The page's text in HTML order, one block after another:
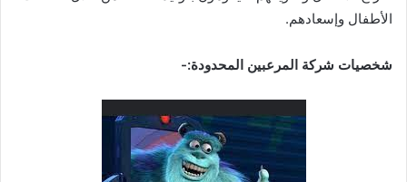
الأطفال وإسعادهم.
شخصيات شركة المرعبين المحدودة:-